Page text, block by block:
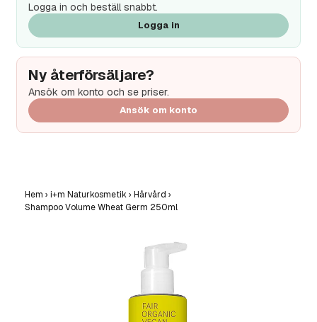
Logga in och beställ snabbt.
Logga in
Ny återförsäljare?
Ansök om konto och se priser.
Ansök om konto
Hem › i+m Naturkosmetik› Hårvård ›
Shampoo Volume Wheat Germ 250ml